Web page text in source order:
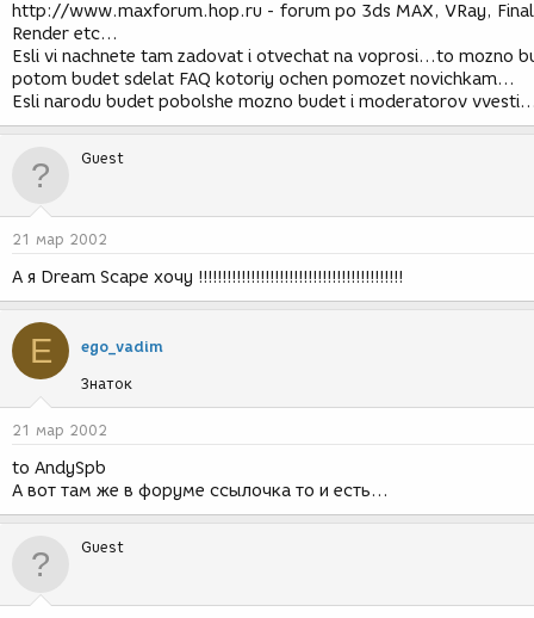
http://www.maxforum.hop.ru - forum po 3ds MAX, VRay, Final
Render etc...
Esli vi nachnete tam zadovat i otvechat na voprosi...to mozno
potom budet sdelat FAQ kotoriy ochen pomozet novichkam...
Esli narodu budet pobolshe mozno budet i moderatorov
Guest
21 мар 2002
А я Dream Scape хочу !!!!!!!!!!!!!!!!!!!!!!!!!!!!!!!!!!!!!!!!!!!
E ego_vadim
Знаток
21 мар 2002
to AndySpb
А вот там же в форуме сcылочка то и есть...
Guest